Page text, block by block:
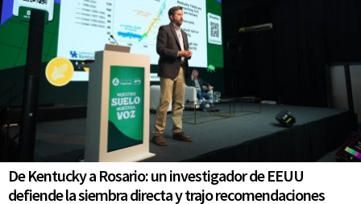
De Kentucky a Rosario: un investigador de EEUU
defiende la siembra directa y trajo recomendaciones